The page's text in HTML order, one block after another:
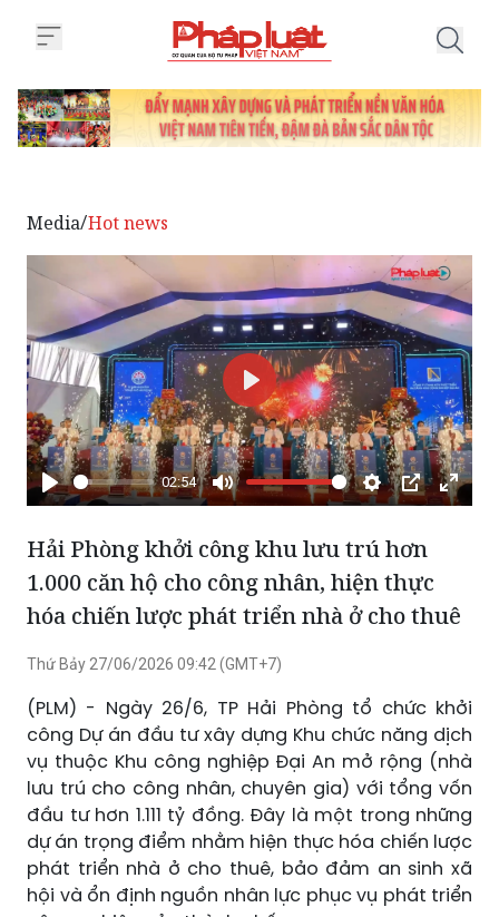
Media/Hot news
Phát
02:54
Tắt
tiếng
Cài
đặt
Chế
trong
hình
Xem
Phát
Hải Phòng khởi công khu lưu trú hơn
1.000 căn hộ cho công nhân, hiện thực
hóa chiến lược phát triển nhà ở cho thuê
Thứ Bảy 27/06/2026 09:42 (GMT+7)
(PLM) - Ngày 26/6, TP Hải Phòng tổ chức khởi
công Dự án đầu tư xây dựng Khu chức năng dịch
vụ thuộc Khu công nghiệp Đại An mở rộng (nhà
lưu trú cho công nhân, chuyên gia) với tổng vốn
đầu tư hơn 1.111 tỷ đồng. Đây là một trong những
dự án trọng điểm nhằm hiện thực hóa chiến lược
phát triển nhà ở cho thuê, bảo đảm an sinh xã
hội và ổn định nguồn nhân lực phục vụ phát triển